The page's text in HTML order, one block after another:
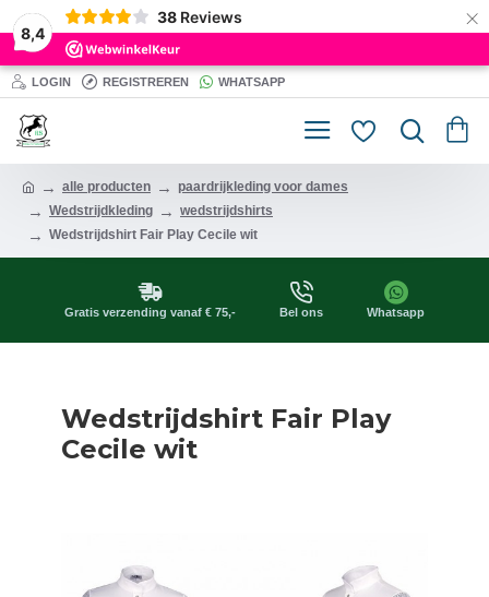
8,4
38 Reviews ×
LOGIN REGISTREREN WHATSAPP
alle producten
paardrijkleding voor dames
Wedstrijdkleding
wedstrijdshirts
Wedstrijdshirt Fair Play Cecile wit
Gratis verzending vanaf € 75,- Bel ons Whatsapp
Wedstrijdshirt Fair Play
Cecile wit